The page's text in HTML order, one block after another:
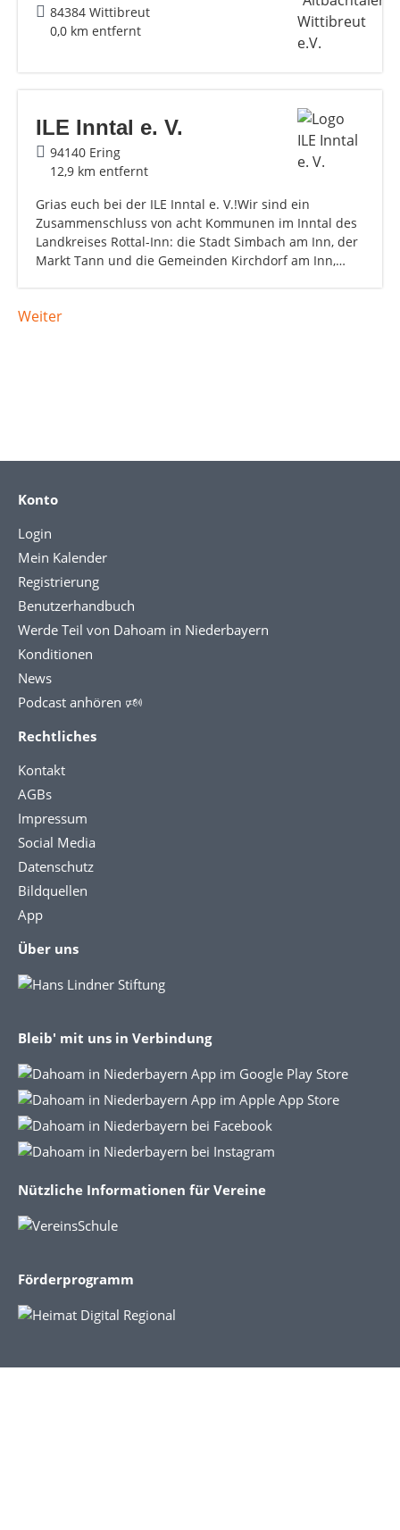
84384 Wittibreut
0,0 km entfernt
ILE Inntal e. V.
94140 Ering
12,9 km entfernt
Grias euch bei der ILE Inntal e. V.!Wir sind ein
Zusammenschluss von acht Kommunen im Inntal des
Landkreises Rottal-Inn: die Stadt Simbach am Inn, der
Markt Tann und die Gemeinden Kirchdorf am Inn,…
Weiter
Konto
Login
Mein Kalender
Registrierung
Benutzerhandbuch
Werde Teil von Dahoam in Niederbayern
Konditionen
News
Podcast anhören 🕬
Rechtliches
Kontakt
AGBs
Impressum
Social Media
Datenschutz
Bildquellen
App
Über uns
Bleib' mit uns in Verbindung
Nützliche Informationen für Vereine
Förderprogramm